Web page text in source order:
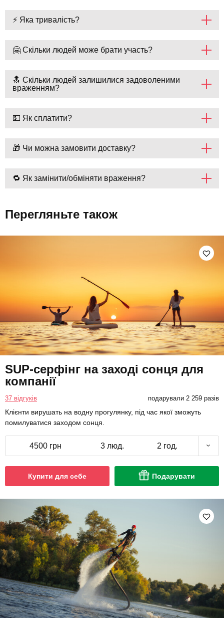
⚡ Яка тривалість?
🤗 Скільки людей може брати участь?
🔝 Скільки людей залишилися задоволеними
враженням?
💵 Як сплатити?
🎁 Чи можна замовити доставку?
🔁 Як замінити/обміняти враження?
Перегляньте також
SUP-серфінг на заході сонця для
компанії
37 відгуків подарували 2 259 разів
Клієнти вирушать на водну прогулянку, під час якої зможуть
помилуватися заходом сонця.
4500 грн 3 люд. 2 год.
Купити для себе Подарувати